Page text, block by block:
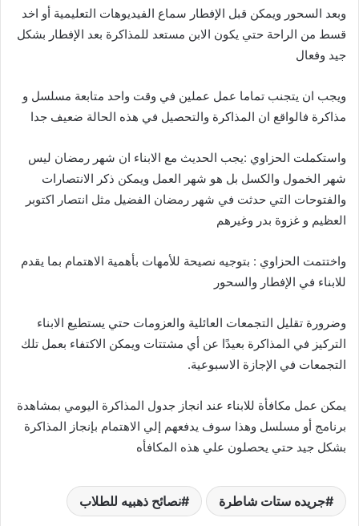
وبعد السحور ويمكن قبل الإفطار سماع الفيديوهات التعليمية أو اخد
قسط من الراحة حتي يكون الابن مستعد للمذاكرة بعد الإفطار بشكل
جيد وفعال
ويجب ان يتجنب تماما عمل عملين في وقت واحد متابعة مسلسل و
مذاكرة فالواقع ان المذاكرة والتحصيل في هذه الحالة ضعيف جدا
واستكملت الحزاوي :يجب الحديث مع الابناء ان شهر رمضان ليس
شهر الخمول والكسل بل هو شهر العمل ويمكن ذكر الانتصارات
والفتوحات التي حدثت في شهر رمضان الفضيل مثل انتصار اكتوبر
العظيم و غزوة بدر وغيرهم
واختتمت الحزاوي : بتوجيه نصيحة للأمهات بأهمية الاهتمام بما يقدم
للابناء في الإفطار والسحور
وضرورة تقليل التجمعات العائلية والعزومات حتي يستطيع الابناء
التركيز في المذاكرة بعيدًا عن أي مشتتات ويمكن الاكتفاء بعمل تلك
التجمعات في الإجازة الاسبوعية.
يمكن عمل مكافأة للابناء عند انجاز جدول المذاكرة اليومي بمشاهدة
برنامج أو مسلسل وهذا سوف يدفعهم إلي الاهتمام بإنجاز المذاكرة
بشكل جيد حتي يحصلون علي هذه المكافأه
جريده ستات شاطرة نصائح ذهبيه للطلاب